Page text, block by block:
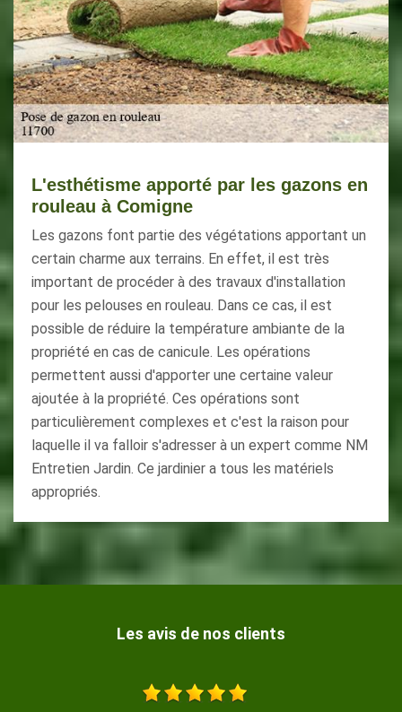
L'esthétisme apporté par les gazons en
rouleau à Comigne
Les gazons font partie des végétations apportant un
certain charme aux terrains. En effet, il est très
important de procéder à des travaux d'installation
pour les pelouses en rouleau. Dans ce cas, il est
possible de réduire la température ambiante de la
propriété en cas de canicule. Les opérations
permettent aussi d'apporter une certaine valeur
ajoutée à la propriété. Ces opérations sont
particulièrement complexes et c'est la raison pour
laquelle il va falloir s'adresser à un expert comme NM
Entretien Jardin. Ce jardinier a tous les matériels
appropriés.
Les avis de nos clients